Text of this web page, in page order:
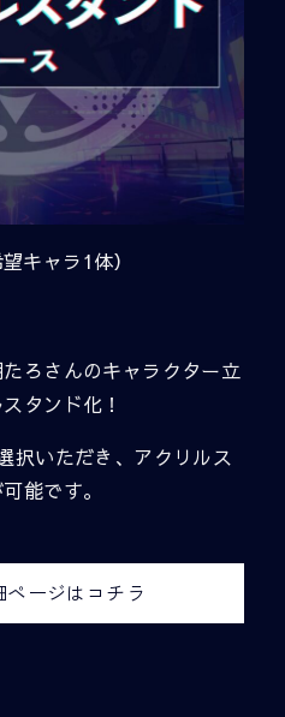
キャラ1体）
ろさんのキャラクター立
タンド化！
択いただき、アクリルス
能です。
ページはコチラ